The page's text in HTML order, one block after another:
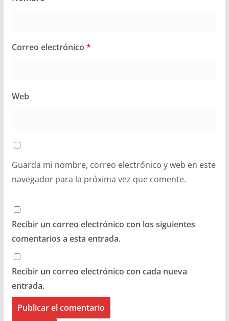
Correo electrónico *
Web
Guarda mi nombre, correo electrónico y web en este
navegador para la próxima vez que comente.
Recibir un correo electrónico con los siguientes
comentarios a esta entrada.
Recibir un correo electrónico con cada nueva
entrada.